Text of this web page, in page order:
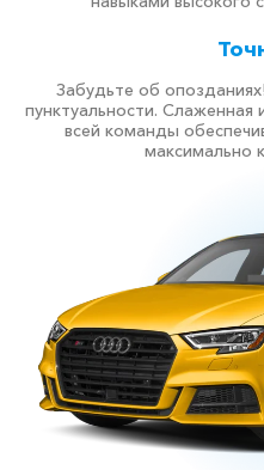
Забудьте об
пунктуальности.
всей команды
максимально